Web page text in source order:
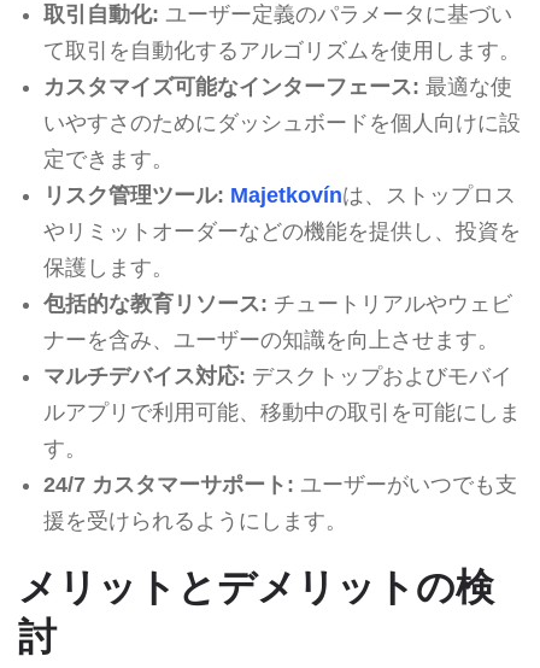
取引自動化: ユーザー定義のパラメータに基づい
て取引を自動化するアルゴリズムを使用します。
カスタマイズ可能なインターフェース: 最適な使
いやすさのためにダッシュボードを個人向けに設
定できます。
リスク管理ツール: Majetkovínは、ストップロス
やリミットオーダーなどの機能を提供し、投資を
保護します。
包括的な教育リソース: チュートリアルやウェビ
ナーを含み、ユーザーの知識を向上させます。
マルチデバイス対応: デスクトップおよびモバイ
ルアプリで利用可能、移動中の取引を可能にしま
す。
24/7 カスタマーサポート: ユーザーがいつでも支
援を受けられるようにします。
メリットとデメリットの検
討